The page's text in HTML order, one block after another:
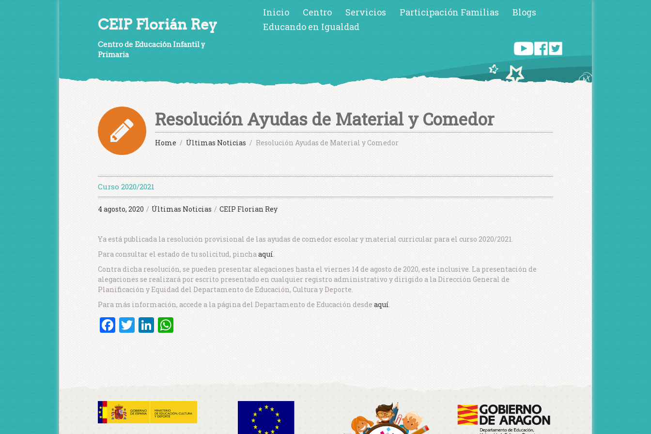
CEIP Florián Rey
Centro de Educación Infantil y
Primaria
Inicio Centro Servicios Participación Familias
Blogs
Educando en Igualdad
Resolución Ayudas de Material y Comedor
Home Últimas Noticias Resolución Ayudas de Material y Comedor
Curso 2020/2021
4 agosto, 2020 / Últimas Noticias / CEIP Florian Rey
Ya está publicada la resolución provisional de las ayudas de comedor escolar y material curricular para el curso 2020/2021.
Para consultar el estado de tu solicitud, pinchaaquí.
Contra dicha resolución, se pueden presentar alegaciones hasta el viernes 14 de agosto de 2020, este inclusive. La presentación de
alegaciones se realizará por escrito presentado en cualquier registro administrativo y dirigido a la Dirección General de
Planificación y Equidad del Departamento de Educación, Cultura y Deporte.
Para más información, accede a la página del Departamento de Educación desde aquí.
Facebook
Twitter
LinkedIn
WhatsApp